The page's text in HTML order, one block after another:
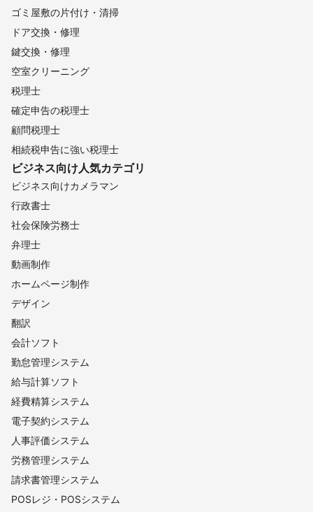
ゴミ屋敷の片付け・清掃
ドア交換・修理
鍵交換・修理
空室クリーニング
税理士
確定申告の税理士
顧問税理士
相続税申告に強い税理士
ビジネス向け人気カテゴリ
ビジネス向けカメラマン
行政書士
社会保険労務士
弁理士
動画制作
ホームページ制作
デザイン
翻訳
会計ソフト
勤怠管理システム
給与計算ソフト
経費精算システム
電子契約システム
人事評価システム
労務管理システム
請求書管理システム
POSレジ・POSシステム